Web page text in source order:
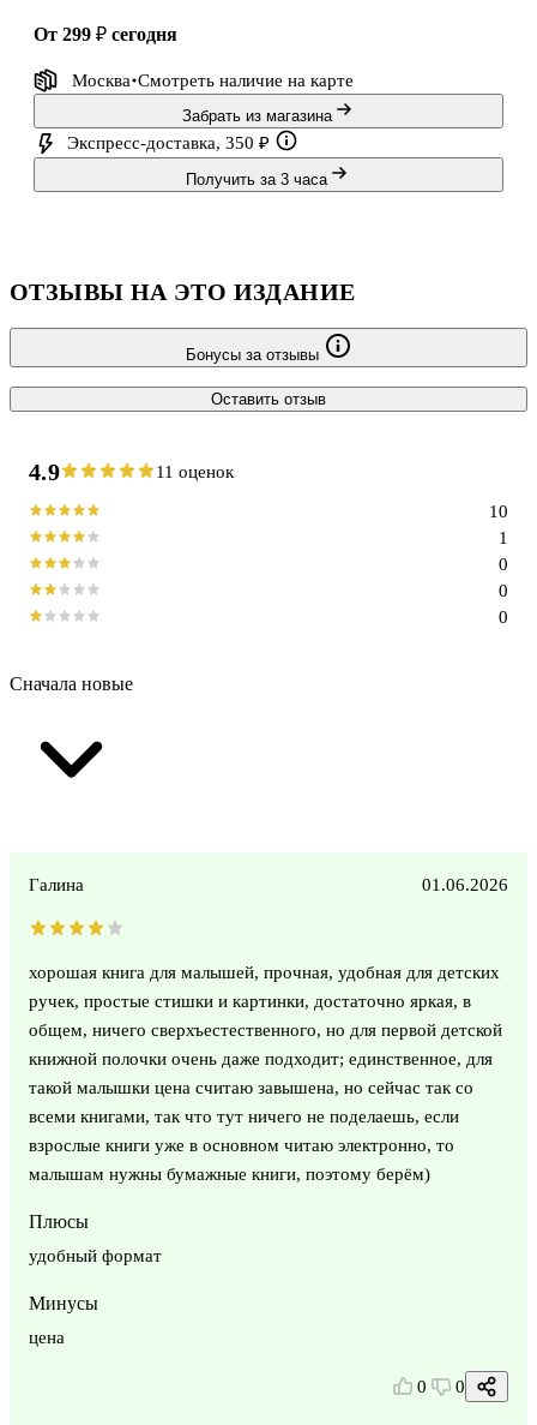
от 299 ₽ сегодня
Москва Смотреть наличие на карте
Забрать из магазина
Экспресс-доставка, 350 ₽
Получить за 3 часа
ОТЗЫВЫ НА ЭТО ИЗДАНИЕ
Бонусы за отзывы
Оставить отзыв
4.9 11 оценок
0
0
0
1
10
Сначала новые
Галина 01.06.2026
хорошая книга для малышей, прочная, удобная для детских
ручек, простые стишки и картинки, достаточно яркая, в
общем, ничего сверхъестественного, но для первой детской
книжной полочки очень даже подходит; единственное, для
такой малышки цена считаю завышена, но сейчас так со
всеми книгами, так что тут ничего не поделаешь, если
взрослые книги уже в основном читаю электронно, то
малышам нужны бумажные книги, поэтому берём)
Плюсы
удобный формат
Минусы
цена
0 0